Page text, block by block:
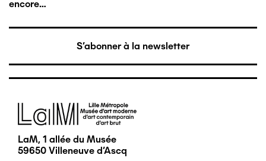
encore…
S'abonner à la newsletter
Image
LaM, 1 allée du Musée
59650 Villeneuve d'Ascq